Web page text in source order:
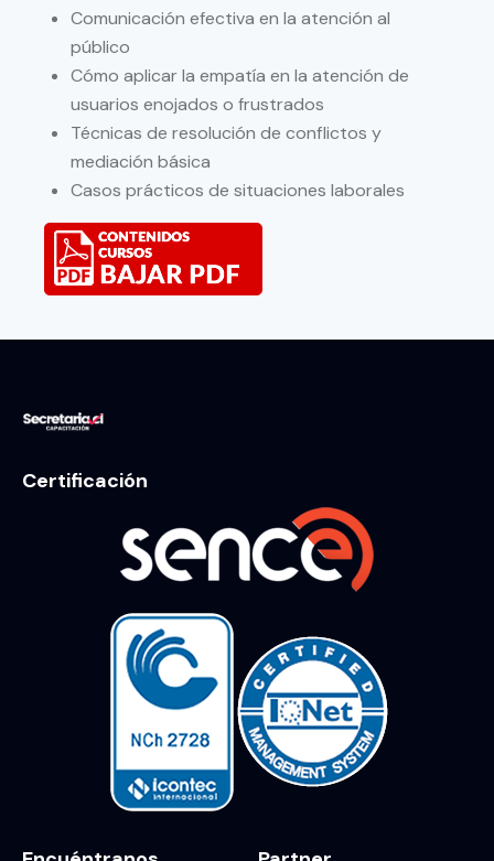
Comunicación efectiva en la atención al
público
Cómo aplicar la empatía en la atención de
usuarios enojados o frustrados
Técnicas de resolución de conflictos y
mediación básica
Casos prácticos de situaciones laborales
Certificación